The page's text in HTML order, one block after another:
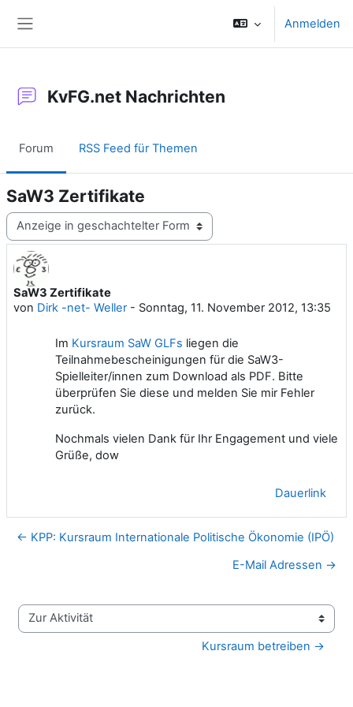
Anmelden
KvFG.net Nachrichten
Forum RSS Feed für Themen
SaW3 Zertifikate
Anzeigemodus
SaW3 Zertifikate
von Dirk -net- Weller- Sonntag, 11. November 2012, 13:35
Anzahl Antworten: 0
Im Kursraum SaW GLFs liegen die
Teilnahmebescheinigungen für die SaW3-
Spielleiter/innen zum Download als PDF. Bitte
überprüfen Sie diese und melden Sie mir Fehler
zurück.
Nochmals vielen Dank für Ihr Engagement und viele
Grüße, dow
Dauerlink
← KPP: Kursraum Internationale Politische Ökonomie (IPÖ)
E-Mail Adressen →
Zur Aktivität
Kursraum betreiben →